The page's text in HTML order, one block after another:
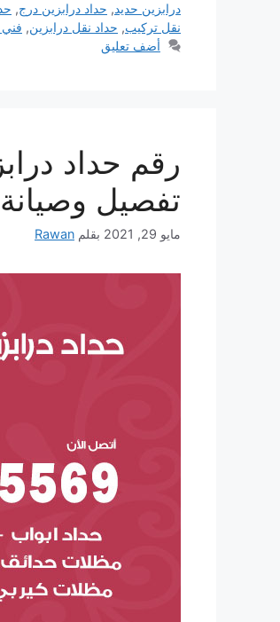
درابزين حديد, حداد درابزين درج,
نقل تركيب, حداد نقل درابزين, فني
أضف تعليق
تفصيل
مايو 29, 2021 بقلم Rawan